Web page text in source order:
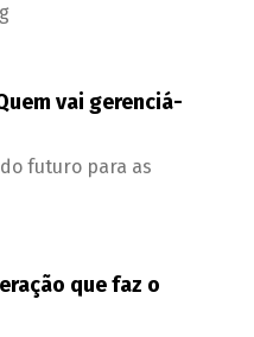
vai gerenciá-
futuro para as
que faz o